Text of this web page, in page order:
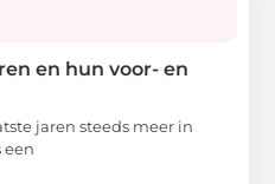
en hun voor- en
jaren steeds meer in
een